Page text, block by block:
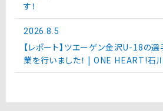
す！
2026.8.5
【レポート】ツエーゲン金沢U-18の
業を行いました！ | ONE HEART!石